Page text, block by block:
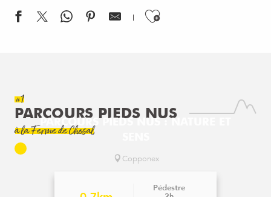
Ajouter aux
#1
PARCOURS PIEDS NUS
à la Ferme de Chosal
PARCOURS PIEDS NUS : NATURE ET
Copponex
Pédestre